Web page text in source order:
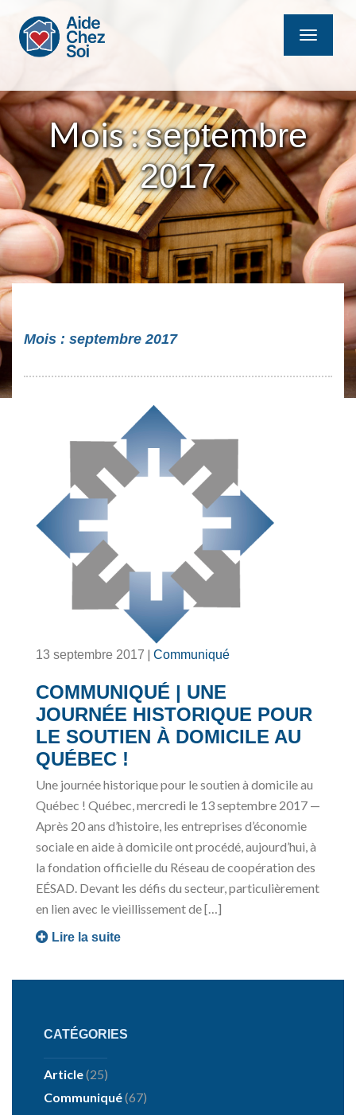
MENU
Mois :septembre
2017
Mois : septembre 2017
13 septembre 2017 | Communiqué
COMMUNIQUÉ | UNE
JOURNÉE HISTORIQUE POUR
LE SOUTIEN À DOMICILE AU
QUÉBEC !
Une journée historique pour le soutien à domicile au
Québec ! Québec, mercredi le 13 septembre 2017 —
Après 20 ans d’histoire, les entreprises d’économie
sociale en aide à domicile ont procédé, aujourd’hui, à
la fondation officielle du Réseau de coopération des
EÉSAD. Devant les défis du secteur, particulièrement
en lien avec le vieillissement de […]
Lire la suite
CATÉGORIES
Article(25)
Communiqué(67)